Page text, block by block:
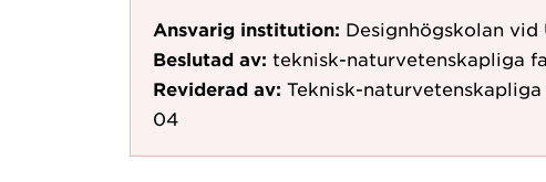
Ansvarig institution: Designhögskolan
Beslutad av: teknisk-naturvetenskapliga
Reviderad av: Teknisk-
04